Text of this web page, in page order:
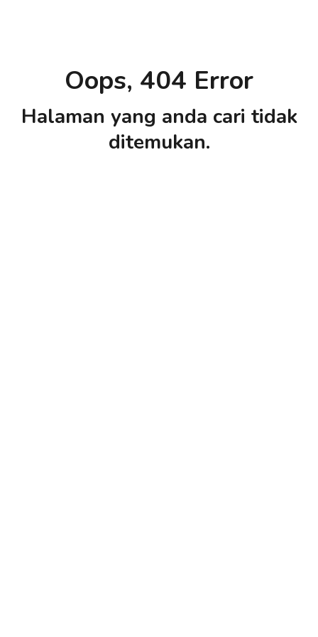
Oops, 404 Error
Halaman yang anda cari tidak
ditemukan.